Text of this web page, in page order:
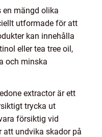
en mängd olika
utformade för att
kan innehålla
eller tea tree oil,
och minska
extractor är ett
trycka ut
försiktig vid
att undvika skador på